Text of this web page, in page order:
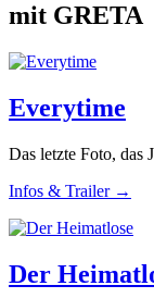
mit GRETA
Everytime
Das letzte Foto, das
Infos & Trailer →
Der